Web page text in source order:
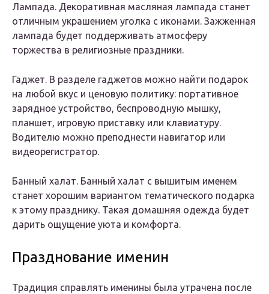
Лампада. Декоративная масляная лампада станет
отличным украшением уголка с иконами. Зажженная
лампада будет поддерживать атмосферу
торжества в религиозные праздники.
Гаджет. В разделе гаджетов можно найти подарок
на любой вкус и ценовую политику: портативное
зарядное устройство, беспроводную мышку,
планшет, игровую приставку или клавиатуру.
Водителю можно преподнести навигатор или
видеорегистратор.
Банный халат. Банный халат с вышитым именем
станет хорошим вариантом тематического подарка
к этому празднику. Такая домашняя одежда будет
дарить ощущение уюта и комфорта.
Празднование именин
Традиция справлять именины была утрачена после